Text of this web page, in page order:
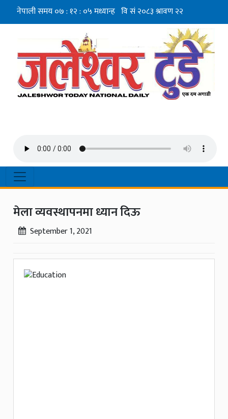
मेला व्यवस्थापनमा ध्यान दिऊ
September 1, 2021